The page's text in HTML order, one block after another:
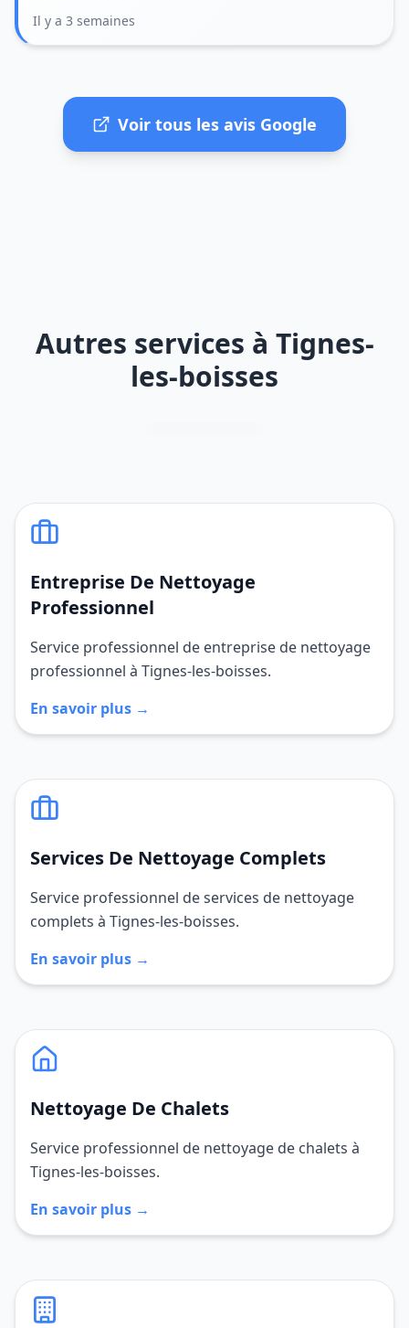
Il y a 3 semaines
Voir tous les avis Google
Autres services à Tignes-
les-boisses
Entreprise De Nettoyage
Professionnel
Service professionnel de entreprise de nettoyage
professionnel à Tignes-les-boisses.
En savoir plus →
Services De Nettoyage Complets
Service professionnel de services de nettoyage
complets à Tignes-les-boisses.
En savoir plus →
Nettoyage De Chalets
Service professionnel de nettoyage de chalets à
Tignes-les-boisses.
En savoir plus →